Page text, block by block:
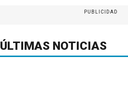
PUBLICIDAD
ÚLTIMAS NOTICIAS